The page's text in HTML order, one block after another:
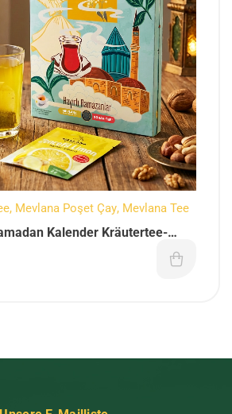
, Mevlana Poşet Çay, Mevlana Tee
Kalender Kräutertee-